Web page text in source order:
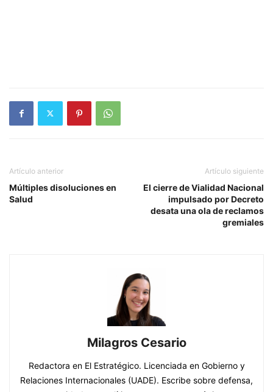
Artículo anterior
Múltiples disoluciones en
Salud
Artículo siguiente
El cierre de Vialidad Nacional
impulsado por Decreto
desata una ola de reclamos
gremiales
Milagros Cesario
Redactora en El Estratégico. Licenciada en Gobierno y
Relaciones Internacionales (UADE). Escribe sobre defensa,